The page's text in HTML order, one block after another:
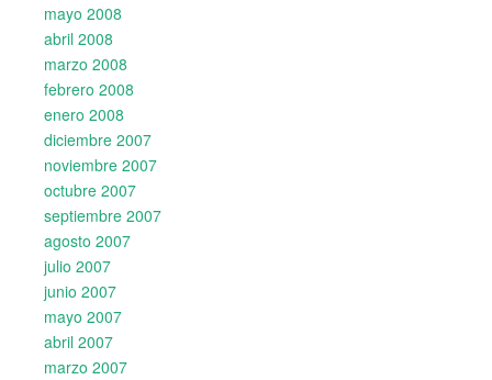
mayo 2008
abril 2008
marzo 2008
febrero 2008
enero 2008
diciembre 2007
noviembre 2007
octubre 2007
septiembre 2007
agosto 2007
julio 2007
junio 2007
mayo 2007
abril 2007
marzo 2007